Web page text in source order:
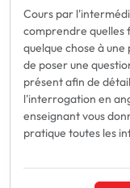
Cours par
comprendre quelles
quelque chose à
de poser une
présent afin de
l'interrogation en
enseignant vous
pratique toutes les